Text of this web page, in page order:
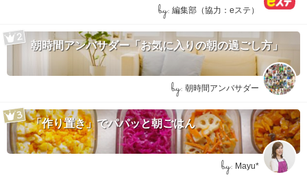
by: 編集部（協力：eステ）
朝時間アンバサダー「お気に入りの朝の過ごし方」
by: 朝時間アンバサダー
「作り置き」でパパッと朝ごはん
by: Mayu*